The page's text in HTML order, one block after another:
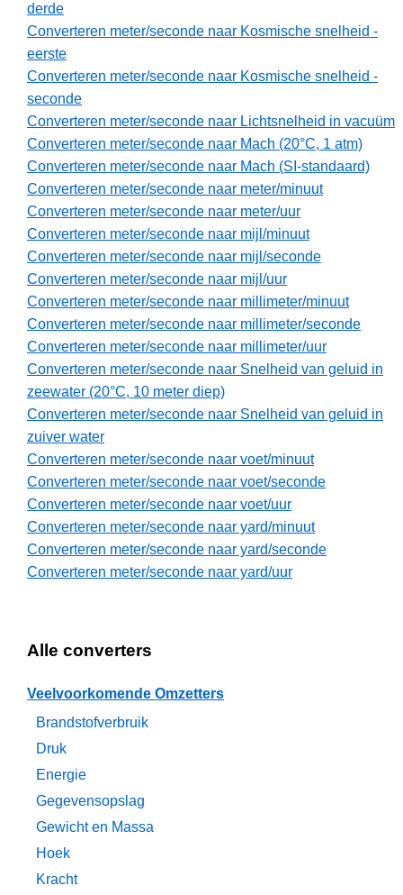
derde
Converteren meter/seconde naar Kosmische snelheid -
eerste
Converteren meter/seconde naar Kosmische snelheid -
seconde
Converteren meter/seconde naar Lichtsnelheid in vacuüm
Converteren meter/seconde naar Mach (20°C, 1 atm)
Converteren meter/seconde naar Mach (SI-standaard)
Converteren meter/seconde naar meter/minuut
Converteren meter/seconde naar meter/uur
Converteren meter/seconde naar mijl/minuut
Converteren meter/seconde naar mijl/seconde
Converteren meter/seconde naar mijl/uur
Converteren meter/seconde naar millimeter/minuut
Converteren meter/seconde naar millimeter/seconde
Converteren meter/seconde naar millimeter/uur
Converteren meter/seconde naar Snelheid van geluid in
zeewater (20°C, 10 meter diep)
Converteren meter/seconde naar Snelheid van geluid in
zuiver water
Converteren meter/seconde naar voet/minuut
Converteren meter/seconde naar voet/seconde
Converteren meter/seconde naar voet/uur
Converteren meter/seconde naar yard/minuut
Converteren meter/seconde naar yard/seconde
Converteren meter/seconde naar yard/uur
Alle converters
Veelvoorkomende Omzetters
Brandstofverbruik
Druk
Energie
Gegevensopslag
Gewicht en Massa
Hoek
Kracht